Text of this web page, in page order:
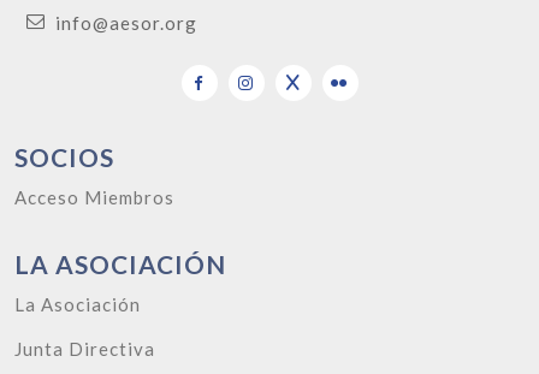
info@aesor.org
SOCIOS
Acceso Miembros
LA ASOCIACIÓN
La Asociación
Junta Directiva